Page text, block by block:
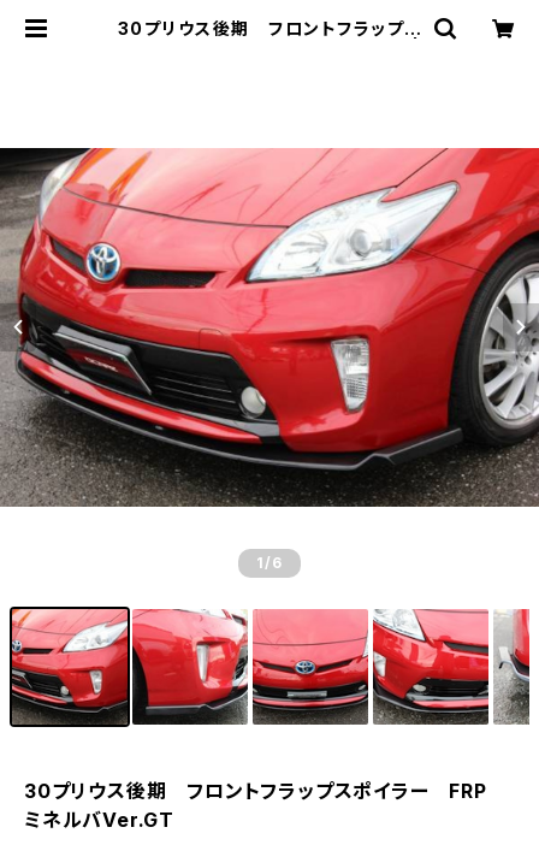
30プリウス後期 フロントフラップス
1 /6
30プリウス後期 フロントフラップスポイラー FRP
ミネルバVer.GT